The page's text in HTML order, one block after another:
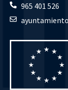
965 401 526